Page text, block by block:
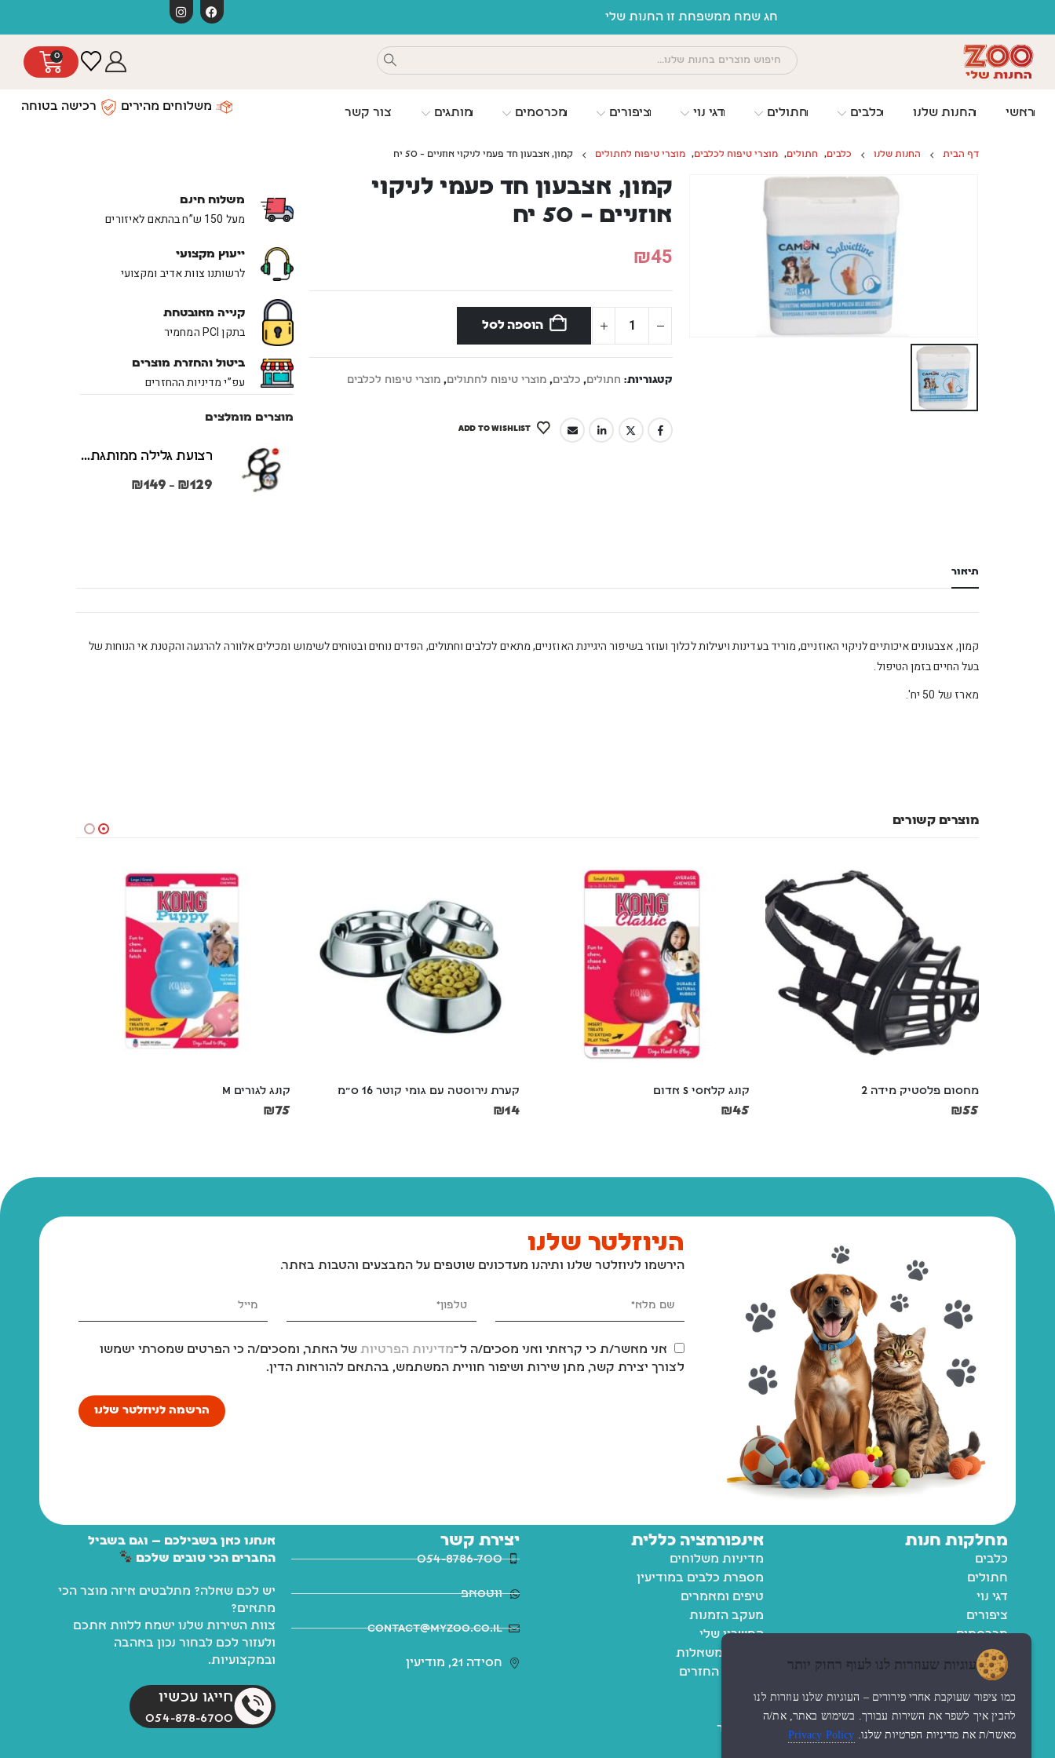
חג שמח ממשפחת זו החנות שלי
0
ראשי החנות שלנו כלבים חתולים דגי נוי ציפורים מכרסמים מותגים צור קשר משלוחים מהירים רכישה בטוחה
דף הבית החנות שלנו כלבים, חתולים, מוצרי טיפוח לכלבים, מוצרי טיפוח לחתולים קמון, אצבעון חד פעמי לניקוי אוזניים – 50 יח
קמון, אצבעון חד פעמי לניקוי
אוזניים – 50 יח
₪45
הוספה לסל
קטגוריות: חתולים, כלבים, מוצרי טיפוח לחתולים, מוצרי טיפוח לכלבים
ADD TO WISHLIST
משלוח חינם
מעל 150 ש”ח בהתאם לאיזורים
ייעוץ מקצועי
לרשותנו צוות אדיב ומקצועי
קנייה מאובטחת
בתקן PCI המחמיר
ביטול והחזרת מוצרים
עפ”י מדיניות ההחזרים
מוצרים מומלצים
רצועת גלילה ממותגת משני הצדדים צבע שחור במידות S + M
₪129
–
₪149
תיאור
קמון, אצבעונים איכותיים לניקוי האוזניים, מוריד בעדינות ויעילות לכלוך ועוזר בשיפור היגיינת האוזניים, מתאים לכלבים וחתולים, הפדים נוחים ובטוחים לשימוש ומכילים אלוורה להרגעה והקטנת אי הנוחות של
בעל החיים בזמן הטיפול.
מארז של 50 יח'.
מוצרים קשורים
קונג קלאסי S אדום
₪45
קערת נירוסטה עם גומי קוטר 16 ס"מ
₪14
קונג לגורים M
₪75
קערת נירוסטה שתיה 4 קוטר 25 ס"מ
₪25
הניוזלטר שלנו
הירשמו לניוזלטר שלנו ותיהנו מעדכונים שוטפים על המבצעים והטבות באתר.
אני מאשר/ת כי קראתי ואני מסכים/ה ל־מדיניות הפרטיות של האתר, ומסכים/ה כי הפרטים שמסרתי ישמשו
לצורך יצירת קשר, מתן שירות ושיפור חוויית המשתמש, בהתאם להוראות הדין.
הרשמה לניוזלטר שלנו
מחלקות חנות
כלבים
חתולים
דגי נוי
ציפורים
מכרסמים
אינפורמציה כללית
מדיניות משלוחים
מספרת כלבים במודיעין
טיפים ומאמרים
מעקב הזמנות
החשבון שלי
רשימת משאלות
מדיניות החזרים
תקנון
נגישות
צור קשר
יצירת קשר
054-8786-700
ווטסאפ
contact@myzoo.co.il
חסידה 21, מודיעין
אנחנו כאן בשבילכם — וגם בשביל
החברים הכי טובים שלכם
יש לכם שאלה? מתלבטים איזה מוצר הכי
מתאים?
צוות השירות שלנו ישמח ללוות אתכם
ולעזור לכם לבחור נכון באהבה
ובמקצועיות.
חייגו עכשיו
054-878-6700
עוגיות שעוזרות לנו לעוף רחוק יותר
כמו ציפור שעוקבת אחרי פירורים – העוגיות שלנו עוזרות לנו
להבין איך לשפר את השירות עבורך. בשימוש באתר, את/ה
מאשר/ת את מדיניות הפרטיות שלנו. Privacy Policy